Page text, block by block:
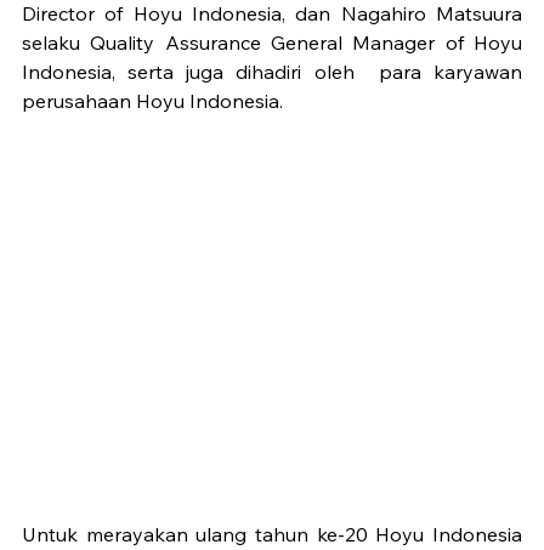
Director of Hoyu Indonesia, dan Nagahiro Matsuura
selaku Quality Assurance General Manager of Hoyu
Indonesia, serta juga dihadiri oleh  para karyawan
perusahaan Hoyu Indonesia.
Untuk merayakan ulang tahun ke-20 Hoyu Indonesia